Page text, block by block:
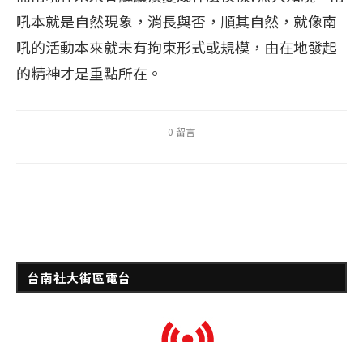
吼本就是自然現象，消長與否，順其自然，就像南
吼的活動本來就未有拘束形式或規模，由在地發起
的精神才是重點所在。
0 留言
台南社大街區電台